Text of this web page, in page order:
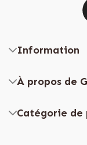
Information
À propos de
Catégorie de